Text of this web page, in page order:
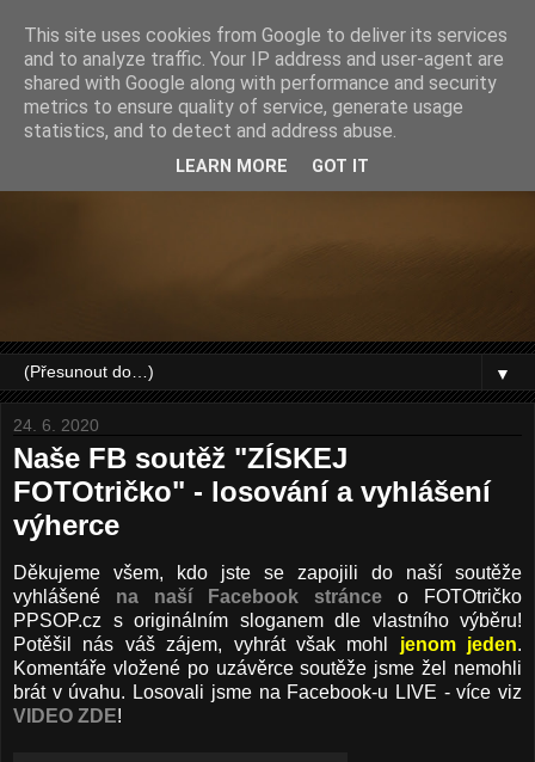
▼
24. 6. 2020
Naše FB soutěž "ZÍSKEJ
FOTOtričko" - losování a vyhlášení
výherce
Děkujeme všem, kdo jste se zapojili do naší soutěže
vyhlášené na naší Facebook stránce o FOTOtričko
PPSOP.cz s originálním sloganem dle vlastního výběru!
Potěšil nás váš zájem, vyhrát však mohl jenom jeden.
Komentáře vložené po uzávěrce soutěže jsme žel nemohli
brát v úvahu. Losovali jsme na Facebook-u LIVE - více viz
VIDEO ZDE!
This site uses cookies from Google to deliver its services
and to analyze traffic. Your IP address and user-agent are
shared with Google along with performance and security
metrics to ensure quality of service, generate usage
statistics, and to detect and address abuse.
LEARN MORE GOT IT